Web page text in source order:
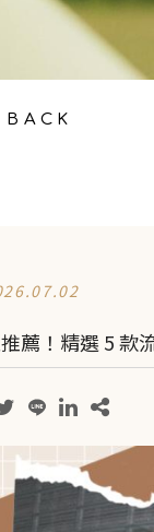
BACK
薦！精選 5 款